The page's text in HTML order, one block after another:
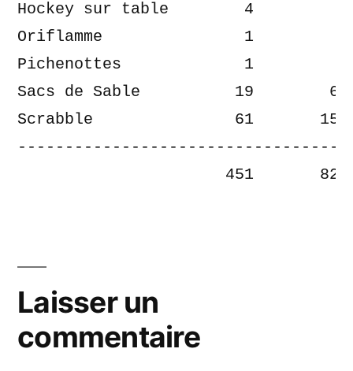
Hockey sur table        4
Oriflamme               1
Pichenottes             1
Sacs de Sable          19
Scrabble               61
451
Laisser un
commentaire